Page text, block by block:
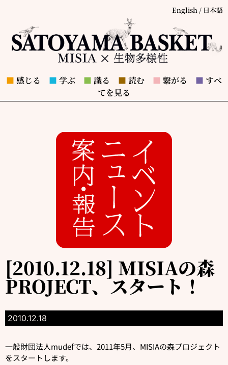
English / 日本語
■ 感じる ■ 学ぶ ■ 識る ■ 読む ■ 繋がる ■ すべ
てを見る
[2010.12.18] MISIAの森
PROJECT、スタート！
2010.12.18
一般財団法人mudefでは、2011年5月、MISIAの森プロジェクト
をスタートします。